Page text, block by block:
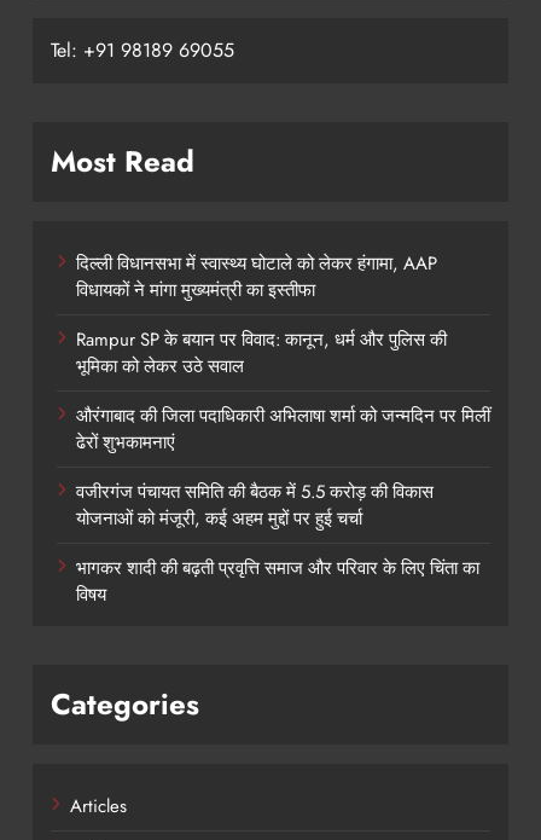
Tel: +91 98189 69055
Most Read
दिल्ली विधानसभा में स्वास्थ्य घोटाले को लेकर हंगामा, AAP
विधायकों ने मांगा मुख्यमंत्री का इस्तीफा
Rampur SP के बयान पर विवाद: कानून, धर्म और पुलिस की
भूमिका को लेकर उठे सवाल
औरंगाबाद की जिला पदाधिकारी अभिलाषा शर्मा को जन्मदिन पर मिलीं
ढेरों शुभकामनाएं
वजीरगंज पंचायत समिति की बैठक में 5.5 करोड़ की विकास
योजनाओं को मंजूरी, कई अहम मुद्दों पर हुई चर्चा
भागकर शादी की बढ़ती प्रवृत्ति समाज और परिवार के लिए चिंता का
विषय
Categories
Articles